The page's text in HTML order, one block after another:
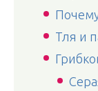
Тля и